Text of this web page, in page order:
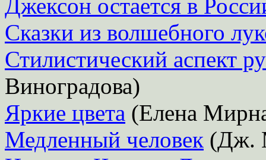
Джексон остается в
Сказки из волшебного
Стилистический аспект
Виноградова)
Яркие цвета (Елена
Медленный человек (Дж.